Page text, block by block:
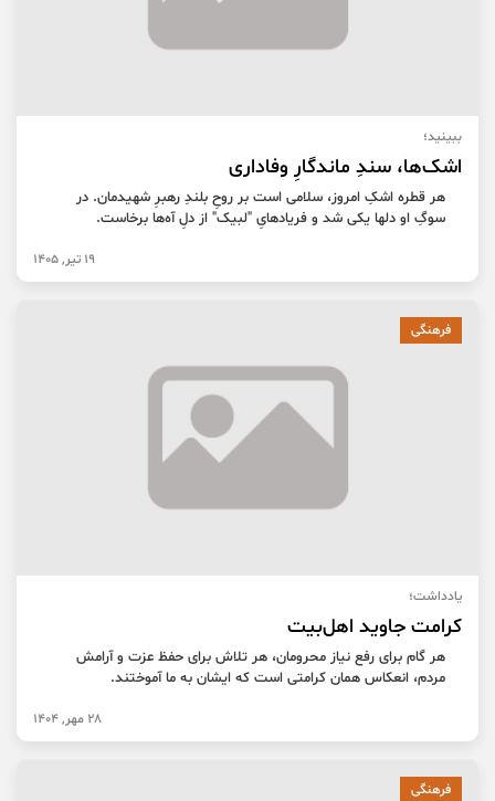
ببینید؛
اشک‌ها، سندِ ماندگارِ وفاداری
هر قطره اشکِ امروز، سلامی است بر روحِ بلندِ رهبرِ شهیدمان. در
سوگِ او دلها یکی شد و فریادهایِ "لبیک" از دلِ آه‌ها برخاست.
19 تیر, 1405
فرهنگی
یادداشت؛
کرامت جاوید اهل‌بیت
هر گام برای رفع نیاز محرومان، هر تلاش برای حفظ عزت و آرامش
مردم، انعکاس همان کرامتی است که ایشان به ما آموختند.
28 مهر, 1404
فرهنگی